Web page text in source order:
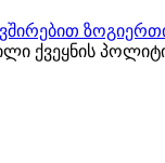
ქვეყნის